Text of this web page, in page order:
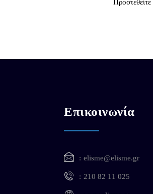
Επικοινωνία
elisme@elisme.gr
210 82 11 025